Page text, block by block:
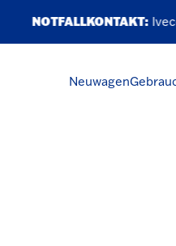
NOTFALLKONTAKT:
Neuwagen